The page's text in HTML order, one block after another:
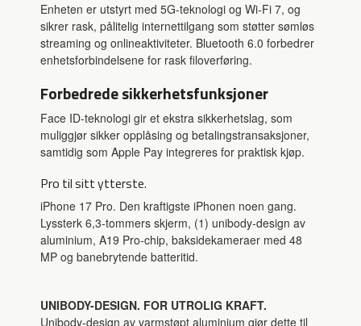
Enheten er utstyrt med 5G-teknologi og Wi-Fi 7, og
sikrer rask, pålitelig internettilgang som støtter sømløs
streaming og onlineaktiviteter. Bluetooth 6.0 forbedrer
enhetsforbindelsene for rask filoverføring.
Forbedrede sikkerhetsfunksjoner
Face ID-teknologi gir et ekstra sikkerhetslag, som
muliggjør sikker opplåsing og betalingstransaksjoner,
samtidig som Apple Pay integreres for praktisk kjøp.
Pro til sitt ytterste.
iPhone 17 Pro. Den kraftigste iPhonen noen gang.
Lyssterk 6,3-tommers skjerm, (1) unibody-design av
aluminium, A19 Pro-chip, baksidekameraer med 48
MP og banebrytende batteritid.
UNIBODY-DESIGN. FOR UTROLIG KRAFT.
Unibody-design av varmstøpt aluminium gjør dette til